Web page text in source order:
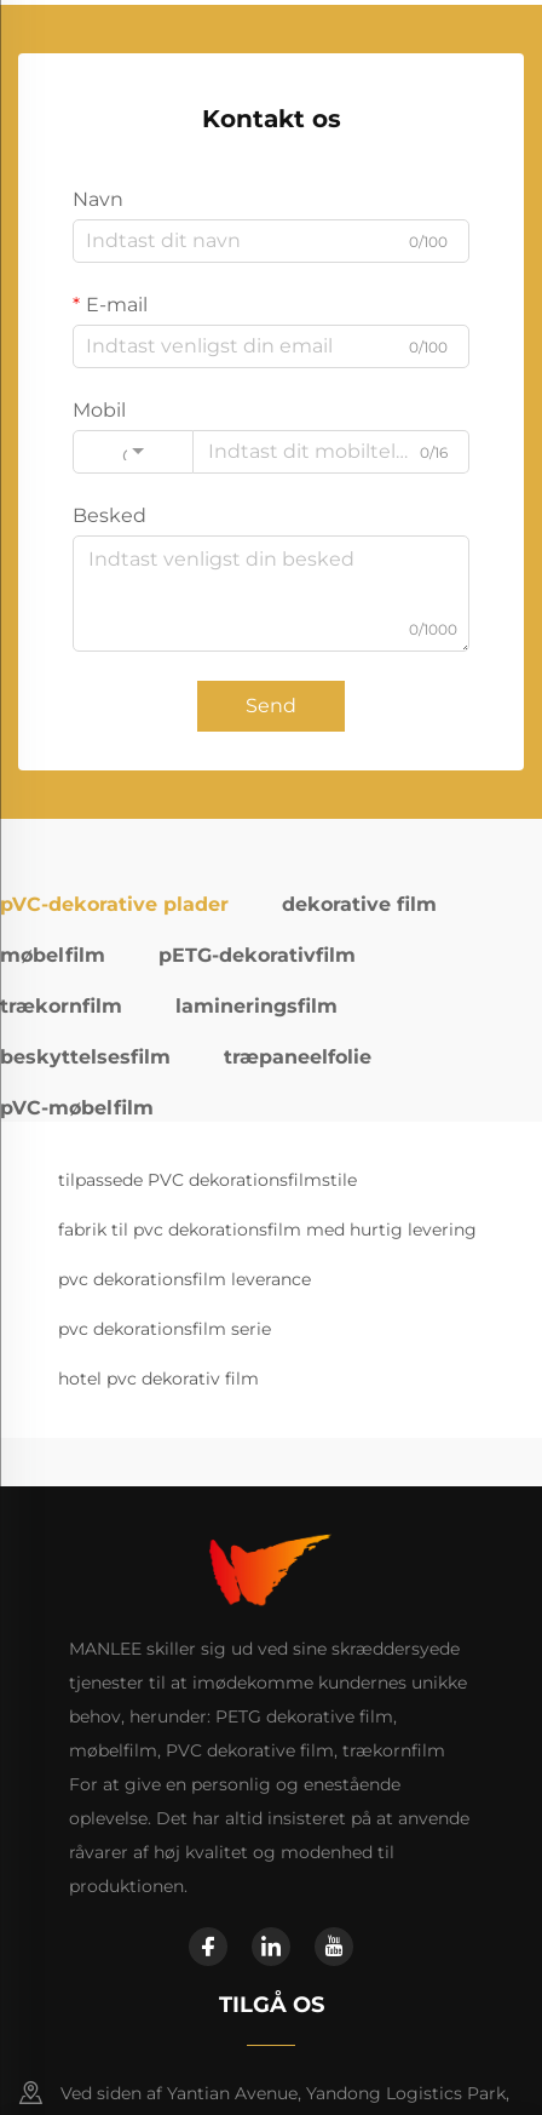
Kontakt os
Navn
0/100
E-mail
0/100
Mobil
Code
0/16
Besked
0/1000
Send
pVC-dekorative plader dekorative film
møbelfilm pETG-dekorativfilm
trækornfilm lamineringsfilm
beskyttelsesfilm træpaneelfolie
pVC-møbelfilm
tilpassede PVC dekorationsfilmstile
fabrik til pvc dekorationsfilm med hurtig levering
pvc dekorationsfilm leverance
pvc dekorationsfilm serie
hotel pvc dekorativ film
MANLEE skiller sig ud ved sine skræddersyede
tjenester til at imødekomme kundernes unikke
behov, herunder: PETG dekorative film,
møbelfilm, PVC dekorative film, trækornfilm
For at give en personlig og enestående
oplevelse. Det har altid insisteret på at anvende
råvarer af høj kvalitet og modenhed til
produktionen.
TILGÅ OS
Ved siden af Yantian Avenue, Yandong Logistics Park,